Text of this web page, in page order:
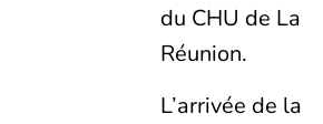
du CHU de La
Réunion.
L’arrivée de la